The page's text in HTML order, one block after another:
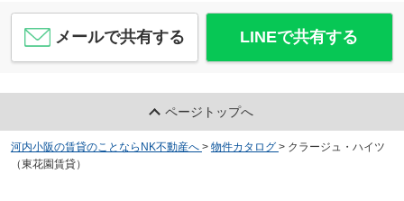
メールで共有する LINEで共有する
ページトップへ
河内小阪の賃貸のことならNK不動産へ > 物件カタログ > クラージュ・ハイツ
（東花園賃貸）